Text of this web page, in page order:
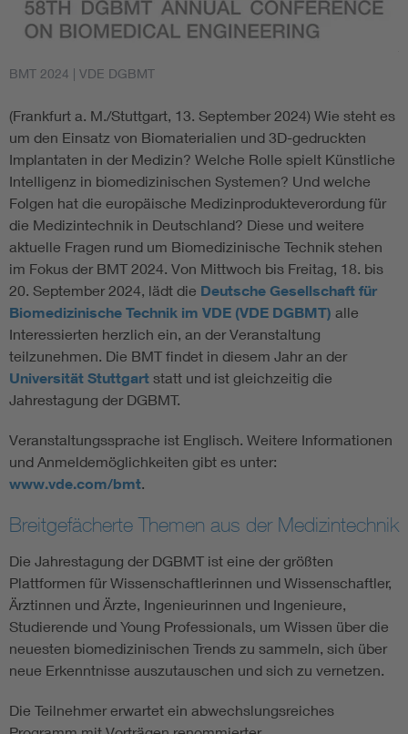
BMT 2024 | VDE DGBMT
(Frankfurt a. M./Stuttgart, 13. September 2024) Wie steht es
um den Einsatz von Biomaterialien und 3D-gedruckten
Implantaten in der Medizin? Welche Rolle spielt Künstliche
Intelligenz in biomedizinischen Systemen? Und welche
Folgen hat die europäische Medizinprodukteverordung für
die Medizintechnik in Deutschland? Diese und weitere
aktuelle Fragen rund um Biomedizinische Technik stehen
im Fokus der BMT 2024. Von Mittwoch bis Freitag, 18. bis
20. September 2024, lädt die Deutsche Gesellschaft für
Biomedizinische Technik im VDE (VDE DGBMT) alle
Interessierten herzlich ein, an der Veranstaltung
teilzunehmen. Die BMT findet in diesem Jahr an der
Universität Stuttgart statt und ist gleichzeitig die
Jahrestagung der DGBMT.
Veranstaltungssprache ist Englisch. Weitere Informationen
und Anmeldemöglichkeiten gibt es unter:
www.vde.com/bmt.
Breitgefächerte Themen aus der Medizintechnik
Die Jahrestagung der DGBMT ist eine der größten
Plattformen für Wissenschaftlerinnen und Wissenschaftler,
Ärztinnen und Ärzte, Ingenieurinnen und Ingenieure,
Studierende und Young Professionals, um Wissen über die
neuesten biomedizinischen Trends zu sammeln, sich über
neue Erkenntnisse auszutauschen und sich zu vernetzen.
Die Teilnehmer erwartet ein abwechslungsreiches